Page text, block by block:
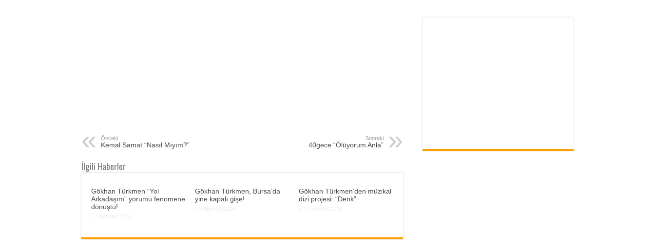
Önceki
Kemal Samat “Nasıl Mıyım?”
Sonraki
40gece “Ölüyorum Anla”
İlgili Haberler
Gökhan Türkmen “Yol
Arkadaşım” yorumu fenomene
dönüştü!
Gökhan Türkmen, Bursa’da
yine kapalı gişe!
Gökhan Türkmen’den müzikal
dizi projesi: “Denk”